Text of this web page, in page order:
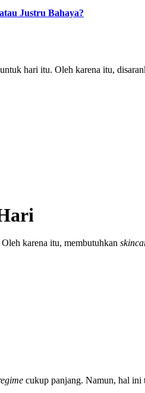
Justru Bahaya?
hari itu. Oleh karena itu,
karena itu, membutuhkan
cukup panjang. Namun, hal ini